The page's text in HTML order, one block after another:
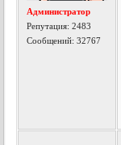
Администратор
Репутация:2483
Сообщений: 32767